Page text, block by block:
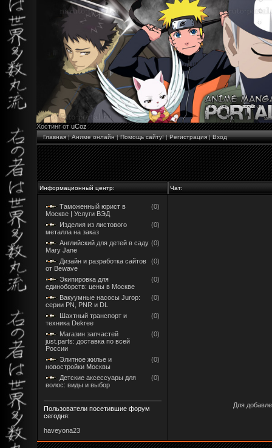
Хостинг отuCoz
Главная|Аниме онлайн|Помощь сайту!|Регистрация|Вход
Информационный центр: Чат:
Таможенный юрист в
Москве | Услуги ВЭД
(0)
Изделия из листового
металла на заказ
(0)
Английский для детей в саду
Mary Jane
(0)
Дизайн и разработка сайтов
от Bewave
(0)
Экипировка для
единоборств: цены в Москве
(0)
Вакуумные насосы Jurop:
серии PN, PNR и DL
(0)
Шахтный транспорт и
техника Dekree
(0)
Магазин запчастей
just.parts: доставка по всей
России
(0)
Элитное жилье и
новостройки Москвы
(0)
Детские аксессуары для
волос: виды и выбор
(0)
Пользователи посетившие форум
сегодня:
haveyona23
Для